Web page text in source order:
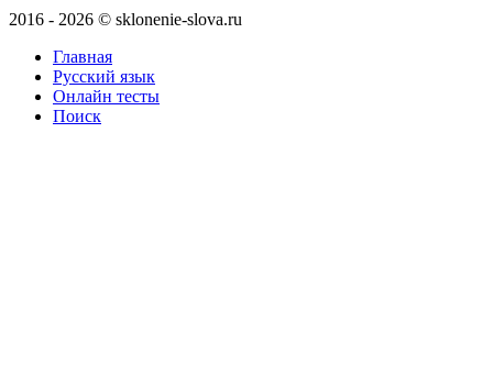
2016 - 2026 © sklonenie-slova.ru
Главная
Русский язык
Онлайн тесты
Поиск